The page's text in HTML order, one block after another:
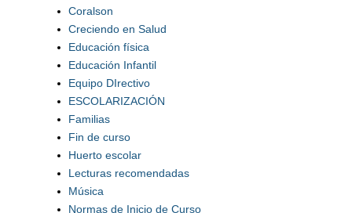
Coralson
Creciendo en Salud
Educación física
Educación Infantil
Equipo DIrectivo
ESCOLARIZACIÓN
Familias
Fin de curso
Huerto escolar
Lecturas recomendadas
Música
Normas de Inicio de Curso